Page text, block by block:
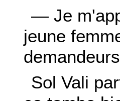
— Je
jeune
Sol Vali